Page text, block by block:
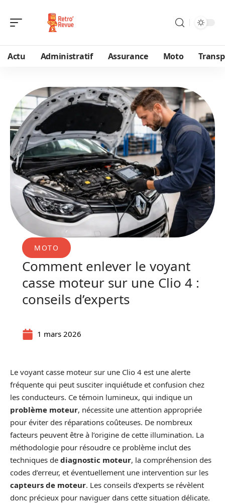
Actu Administratif Assurance Moto
MOTO
Comment enlever le voyant
casse moteur sur une Clio 4 :
conseils d’experts
1 mars 2026
Le voyant casse moteur sur une Clio 4 est une alerte
fréquente qui peut susciter inquiétude et confusion chez
les conducteurs. Ce témoin lumineux, qui indique un
problème moteur, nécessite une attention appropriée
pour éviter des réparations coûteuses. De nombreux
facteurs peuvent être à l’origine de cette illumination. La
méthodologie pour résoudre ce problème inclut des
techniques de diagnostic moteur, la compréhension des
codes d’erreur, et éventuellement une intervention sur les
capteurs de moteur. Les conseils d’experts se révèlent
donc précieux pour naviguer dans cette situation délicate.